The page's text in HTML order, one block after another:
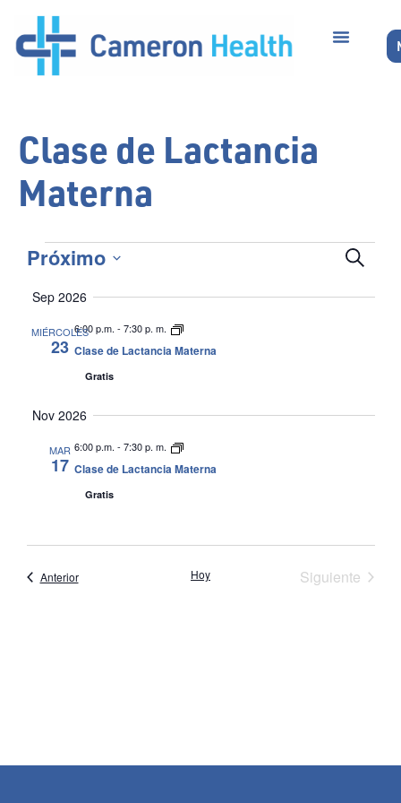
Clase de Lactancia
Materna
y
Buscar
Próximo
fecha.
Sep 2026
MIÉRCOLES
23
6:00 p.m. - 7:30 p. m.
Clase de Lactancia Materna
Gratis
Nov 2026
MAR
17
6:00 p.m. - 7:30 p. m.
Clase de Lactancia Materna
Gratis
AnteriorEventos Hoy Siguiente